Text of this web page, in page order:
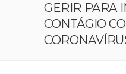
GERIR PARA
CONTÁGIO